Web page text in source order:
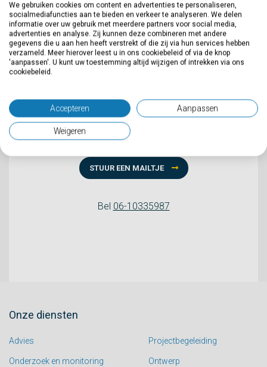
Rinie van den Top
STUUR EEN MAILTJE
Bel 06-10335987
Onze diensten
Advies
Onderzoek en monitoring
Projectbegeleiding
Ontwerp
We gebruiken cookies om content en advertenties te personaliseren,
socialmediafuncties aan te bieden en verkeer te analyseren. We delen
informatie over uw gebruik met meerdere partners voor social media,
advertenties en analyse. Zij kunnen deze combineren met andere
gegevens die u aan hen heeft verstrekt of die zij via hun services hebben
verzameld. Meer hierover leest u in ons cookiebeleid of via de knop
'aanpassen'. U kunt uw toestemming altijd wijzigen of intrekken via ons
cookiebeleid.
Accepteren Aanpassen
Weigeren